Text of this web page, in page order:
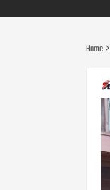
Home